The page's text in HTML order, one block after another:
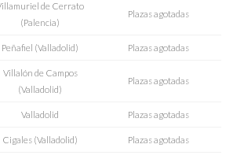
de Cerrato
(Palencia)
Plazas agotadas
Peñafiel (Valladolid) Plazas agotadas
Villalón de Campos
(Valladolid)
Plazas agotadas
Valladolid Plazas agotadas
Cigales (Valladolid) Plazas agotadas